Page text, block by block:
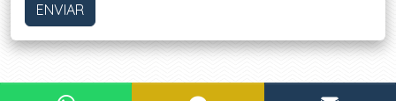
ENVIAR
¿Le interesa?